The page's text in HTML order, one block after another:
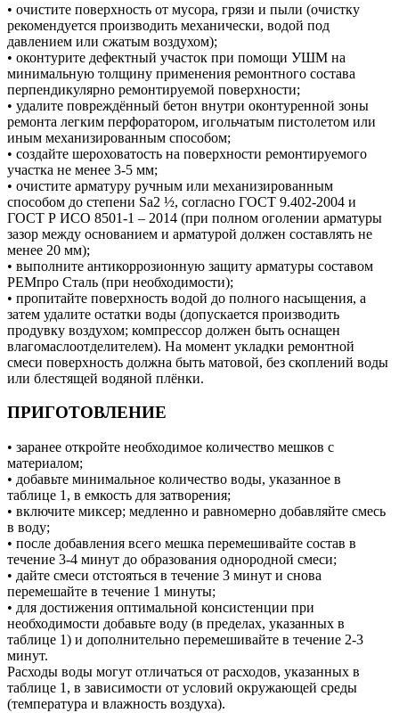
• очистите поверхность от мусора, грязи и пыли (очистку
рекомендуется производить механически, водой под
давлением или сжатым воздухом);
• оконтурите дефектный участок при помощи УШМ на
минимальную толщину применения ремонтного состава
перпендикулярно ремонтируемой поверхности;
• удалите повреждённый бетон внутри оконтуренной зоны
ремонта легким перфоратором, игольчатым пистолетом или
иным механизированным способом;
• создайте шероховатость на поверхности ремонтируемого
участка не менее 3-5 мм;
• очистите арматуру ручным или механизированным
способом до степени Sa2 ½, согласно ГОСТ 9.402-2004 и
ГОСТ Р ИСО 8501-1 – 2014 (при полном оголении арматуры
зазор между основанием и арматурой должен составлять не
менее 20 мм);
• выполните антикоррозионную защиту арматуры составом
РЕМпро Сталь (при необходимости);
• пропитайте поверхность водой до полного насыщения, а
затем удалите остатки воды (допускается производить
продувку воздухом; компрессор должен быть оснащен
влагомаслоотделителем). На момент укладки ремонтной
смеси поверхность должна быть матовой, без скоплений воды
или блестящей водяной плёнки.
ПРИГОТОВЛЕНИЕ
• заранее откройте необходимое количество мешков с
материалом;
• добавьте минимальное количество воды, указанное в
таблице 1, в емкость для затворения;
• включите миксер; медленно и равномерно добавляйте смесь
в воду;
• после добавления всего мешка перемешивайте состав в
течение 3-4 минут до образования однородной смеси;
• дайте смеси отстояться в течение 3 минут и снова
перемешайте в течение 1 минуты;
• для достижения оптимальной консистенции при
необходимости добавьте воду (в пределах, указанных в
таблице 1) и дополнительно перемешивайте в течение 2-3
минут.
Расходы воды могут отличаться от расходов, указанных в
таблице 1, в зависимости от условий окружающей среды
(температура и влажность воздуха).